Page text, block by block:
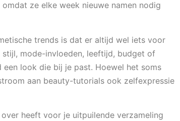
ze elke week nieuwe namen nodig
trends is dat er altijd wel iets voor
mode-invloeden, leeftijd, budget of
look die bij je past. Hoewel het soms
aan beauty-tutorials ook zelfexpressie
heeft voor je uitpuilende verzameling